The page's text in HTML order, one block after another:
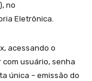
no
Eletrônica.
acessando o
usuário, senha
única – emissão do